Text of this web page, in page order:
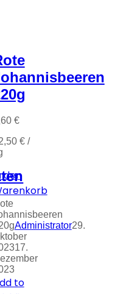
€
€/
den
Administrator29.
17.
to